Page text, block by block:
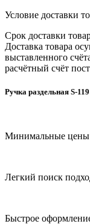
Условие доставки
Срок доставки
Доставка товара
выставленного
расчётный счёт
Ручка раздельная S-
Минимальные цены
Легкий поиск
Быстрое